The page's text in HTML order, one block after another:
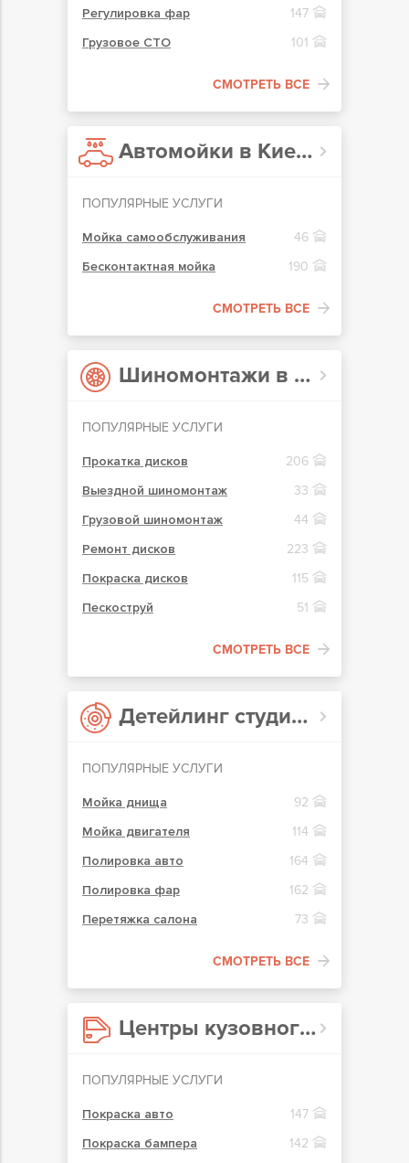
Регулировка фар
147
Грузовое СТО
101
СМОТРЕТЬ ВСЕ
Автомойки в Киеве
ПОПУЛЯРНЫЕ УСЛУГИ
Мойка самообслуживания
46
Бесконтактная мойка
190
СМОТРЕТЬ ВСЕ
Шиномонтажи в Киеве
ПОПУЛЯРНЫЕ УСЛУГИ
Прокатка дисков
206
Выездной шиномонтаж
33
Грузовой шиномонтаж
44
Ремонт дисков
223
Покраска дисков
115
Пескоструй
51
СМОТРЕТЬ ВСЕ
Детейлинг студии в Киеве
ПОПУЛЯРНЫЕ УСЛУГИ
Мойка днища
92
Мойка двигателя
114
Полировка авто
164
Полировка фар
162
Перетяжка салона
73
СМОТРЕТЬ ВСЕ
Центры кузовного ремонта в Киеве
ПОПУЛЯРНЫЕ УСЛУГИ
Покраска авто
147
Покраска бампера
142